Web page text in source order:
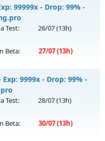
chủ
99999x - Drop: 99% -
Test: 26/07(13h)
Beta: 27/07(13h)
https://muhoalong.pro
chủ
vào 13h ngày
Exp: 9999x - Drop: 99% -
Test: 28/07(13h)
Beta: 30/07(13h)